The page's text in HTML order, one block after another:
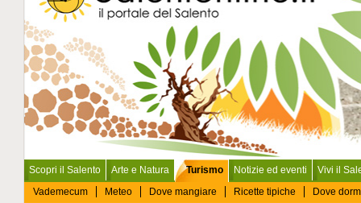
Scopri il Salento Arte e Natura
Turismo
Vademecum
Meteo Dove mangiare Ricette tipiche Dove
Notizie ed eventi Vivi il